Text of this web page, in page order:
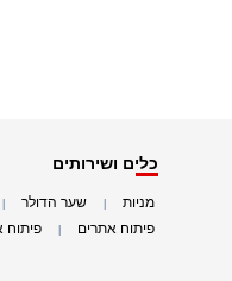
כלים ושירותים
מניות שער הדולר
פיתוח אתרים פיתוח